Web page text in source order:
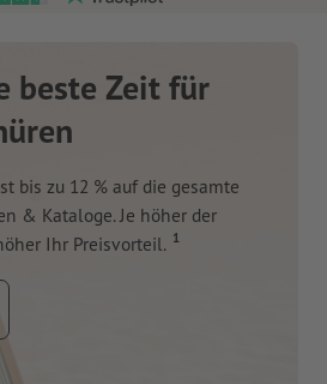
beste Zeit für
bis zu 12 % auf die gesamte
& Kataloge. Je höher der
Ihr Preisvorteil. 1